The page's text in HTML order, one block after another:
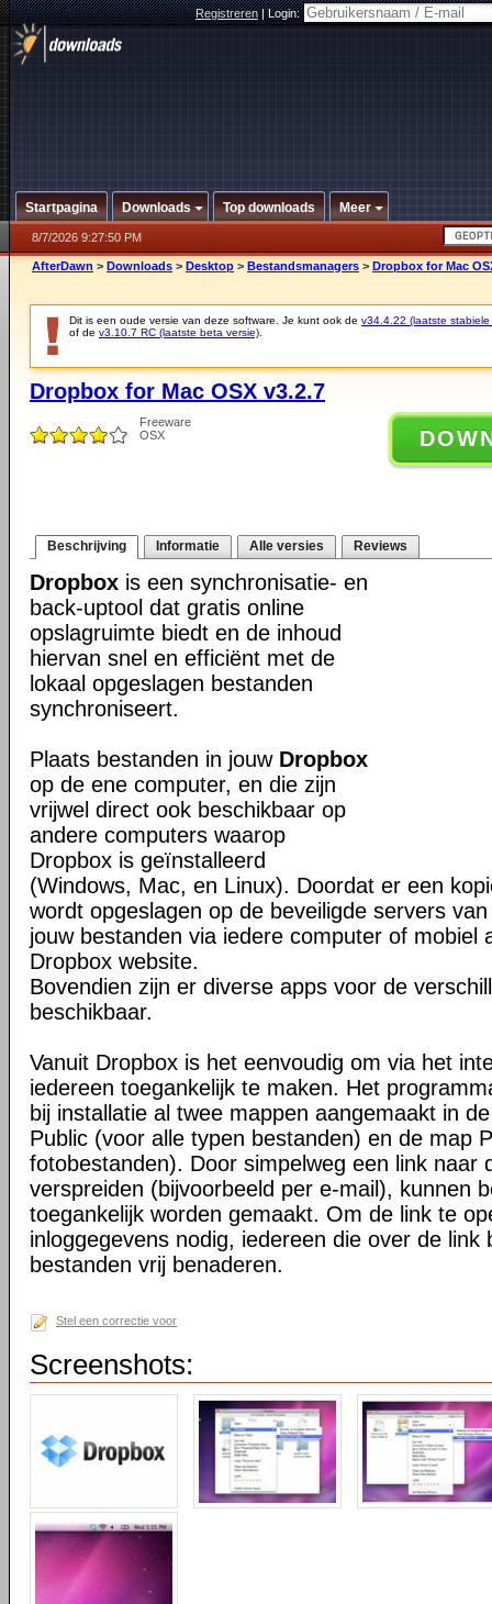
Registreren|Login:
Startpagina Downloads Top downloads Meer
8/7/2026 9:27:50 PM
AfterDawn > Downloads > Desktop > Bestandsmanagers > Dropbox for Mac
Dit is een oude versie van deze software. Je kunt ook de v34.4.22 (laatste stabiele
of de v3.10.7 RC (laatste beta versie)
Dropbox for Mac OSX v3.2.7
Freeware
OSX
Beschrijving Informatie Alle versies Reviews
Dropbox is een synchronisatie- en
back-uptool dat gratis online
opslagruimte biedt en de inhoud
hiervan snel en efficiënt met de
lokaal opgeslagen bestanden
synchroniseert.
Plaats bestanden in jouw Dropbox
op de ene computer, en die zijn
vrijwel direct ook beschikbaar op
andere computers waarop
Dropbox is geïnstalleerd
(Windows, Mac, en Linux). Doordat er een
wordt opgeslagen op de beveiligde servers
jouw bestanden via iedere computer of mobiel
Dropbox website.
Bovendien zijn er diverse apps voor de
beschikbaar.
Vanuit Dropbox is het eenvoudig om via het
iedereen toegankelijk te maken. Het
bij installatie al twee mappen aangemaakt in
Public (voor alle typen bestanden) en de map
fotobestanden). Door simpelweg een link naar
verspreiden (bijvoorbeeld per e-mail), kunnen
toegankelijk worden gemaakt. Om de link te
inloggegevens nodig, iedereen die over de link
bestanden vrij benaderen.
Stel een correctie voor
Screenshots: